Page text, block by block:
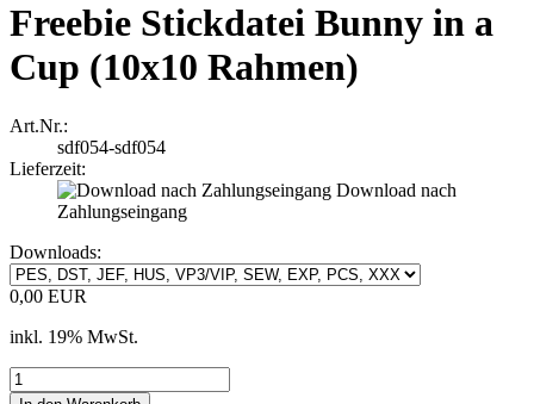
Freebie Stickdatei Bunny in a
Cup (10x10 Rahmen)
Art.Nr.:
sdf054-sdf054
Lieferzeit:
Download nach
Zahlungseingang
Downloads:
0,00 EUR
inkl. 19% MwSt.